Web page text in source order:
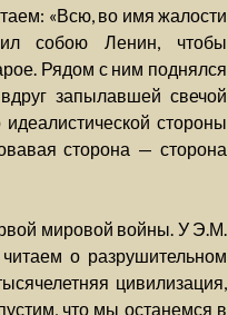
«Всю, во имя жалости
собою Ленин, чтобы
Рядом с ним поднялся
запылавшей свечой
стороны
сторона — сторона
мировой войны. У Э.М.
о разрушительном
цивилизация,
что мы останемся в